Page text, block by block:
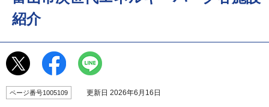
紹介
ページ番号1005109 更新日 2026年6月16日